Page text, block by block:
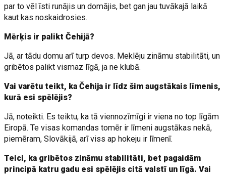
par to vēl īsti runājis un domājis, bet gan jau tuvākajā laikā
kaut kas noskaidrosies.
Mērķis ir palikt Čehijā?
Jā, ar tādu domu arī turp devos. Meklēju zināmu stabilitāti, un
gribētos palikt vismaz līgā, ja ne klubā.
Vai varētu teikt, ka Čehija ir līdz šim augstākais līmenis,
kurā esi spēlējis?
Jā, noteikti. Es teiktu, ka tā viennozīmīgi ir viena no top līgām
Eiropā. Te visas komandas tomēr ir līmeni augstākas nekā,
piemēram, Slovākijā, arī viss ap hokeju ir līmenī.
Teici, ka gribētos zināmu stabilitāti, bet pagaidām
principā katru gadu esi spēlējis citā valstī un līgā. Vai